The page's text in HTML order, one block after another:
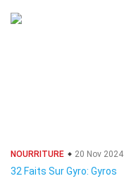
NOURRITURE 20 Nov 2024
32 Faits Sur Gyro: Gyros